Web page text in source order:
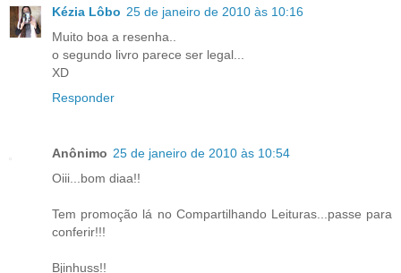
Kézia Lôbo 25 de janeiro de 2010 às 10:16
Muito boa a resenha..
o segundo livro parece ser legal...
XD
Responder
Anônimo 25 de janeiro de 2010 às 10:54
Oiii...bom diaa!!
Tem promoção lá no Compartilhando Leituras...passe para
conferir!!!
Bjinhuss!!